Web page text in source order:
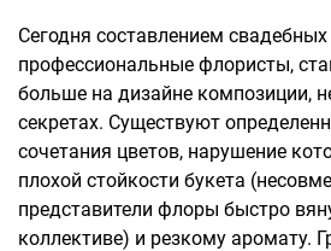
Сегодня составлением
профессиональные флористы,
больше на дизайне композиции,
секретах. Существуют
сочетания цветов, нарушение
плохой стойкости букета
представители флоры быстро
коллективе) и резкому аромату.